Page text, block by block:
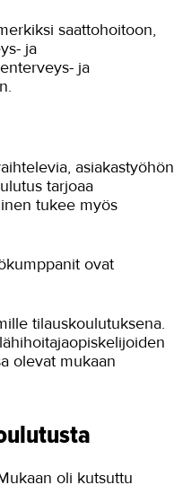
saattohoitoon,
ja
ja
asiakastyöhön
tarjoaa
tukee myös
ovat
tilauskoulutuksena.
olevat mukaan
oli kutsuttu